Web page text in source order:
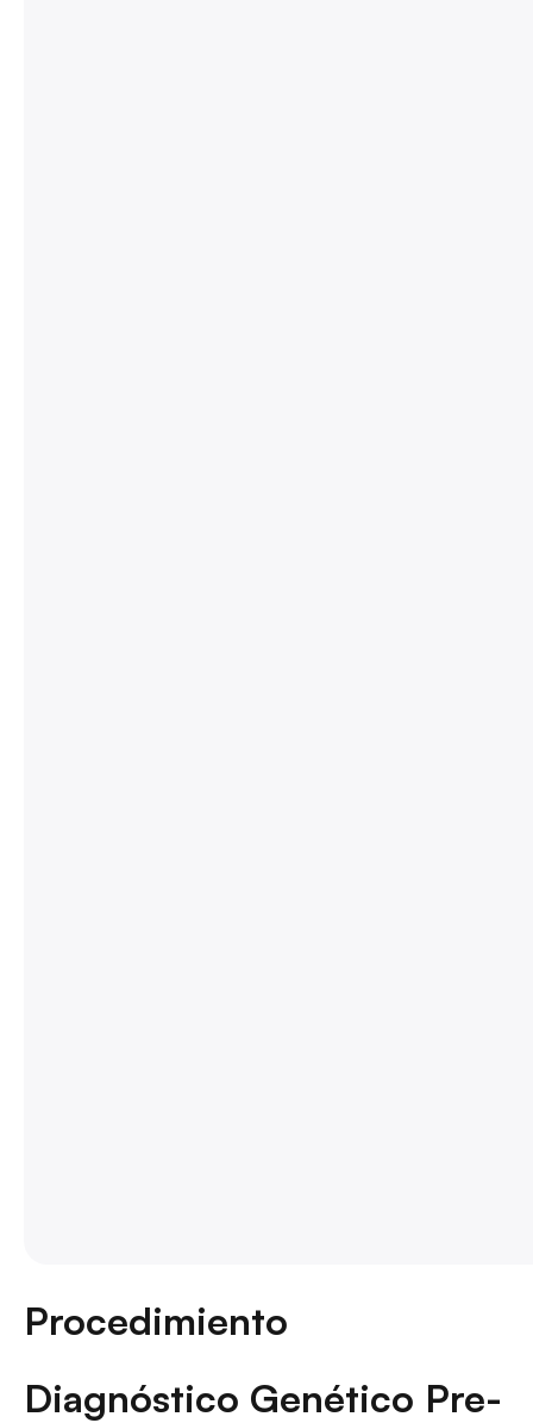
Procedimiento
Diagnóstico Genético Pre-